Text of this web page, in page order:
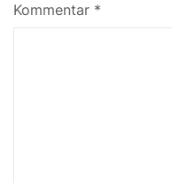
Kommentar *